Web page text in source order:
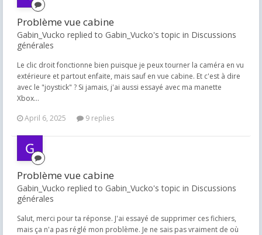
Problème vue cabine
Gabin_Vucko replied to Gabin_Vucko's topic in Discussions
générales
Le clic droit fonctionne bien puisque je peux tourner la caméra en vu
extérieure et partout enfaite, mais sauf en vue cabine. Et c'est à dire
avec le "joystick" ? Si jamais, j'ai aussi essayé avec ma manette
Xbox...
April 6, 2025
9 replies
Problème vue cabine
Gabin_Vucko replied to Gabin_Vucko's topic in Discussions
générales
Salut, merci pour ta réponse. J'ai essayé de supprimer ces fichiers,
mais ça n'a pas réglé mon problème. Je ne sais pas vraiment de où